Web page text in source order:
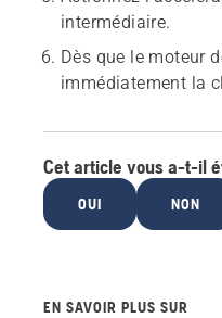
intermédiaire.
Dès que le moteur
immédiatement la
Cet article vous a-t-il
OUI NON
EN SAVOIR PLUS SUR